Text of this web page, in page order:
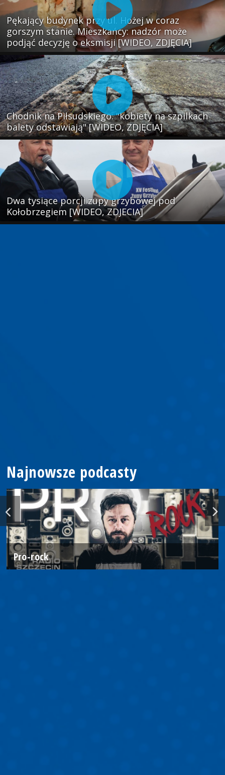
Pękający budynek przy ul. Hożej w coraz
gorszym stanie. Mieszkańcy: nadzór może
podjąć decyzję o eksmisji [WIDEO, ZDJĘCIA]
Chodnik na Piłsudskiego: "kobiety na szpilkach
balety odstawiają" [WIDEO, ZDJĘCIA]
Dwa tysiące porcji zupy grzybowej pod
Kołobrzegiem [WIDEO, ZDJECIA]
Najnowsze podcasty
Pro-rock